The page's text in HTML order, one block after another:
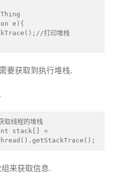
e){
要获取到执行堆栈.
线程的堆栈
stack[] =
来获取信息.